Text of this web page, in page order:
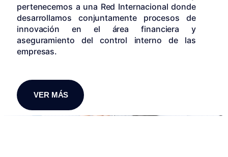
pertenecemos a una Red Internacional donde
desarrollamos conjuntamente procesos de
innovación en el área financiera y
aseguramiento del control interno de las
empresas.
VER MÁS